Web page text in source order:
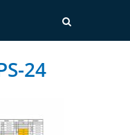
24